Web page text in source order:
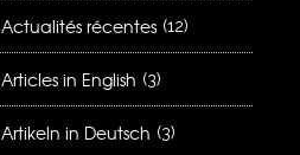
Actualités récentes (12)
Articles in English (3)
Artikeln in Deutsch (3)